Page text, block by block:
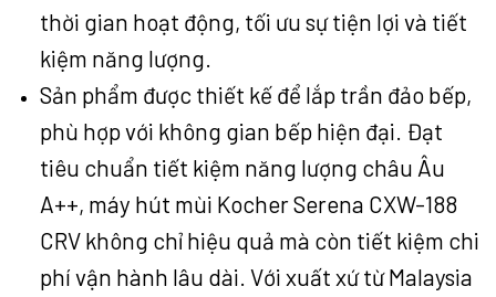
thời gian hoạt động, tối ưu sự tiện lợi và tiết
kiệm năng lượng.
Sản phẩm được thiết kế để lắp trần đảo bếp,
phù hợp với không gian bếp hiện đại. Đạt
tiêu chuẩn tiết kiệm năng lượng châu Âu
A++, máy hút mùi Kocher Serena CXW-188
CRV không chỉ hiệu quả mà còn tiết kiệm chi
phí vận hành lâu dài. Với xuất xứ từ Malaysia